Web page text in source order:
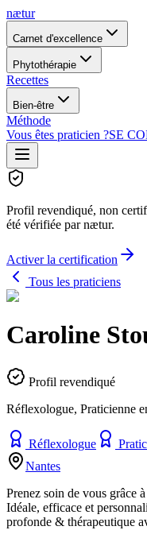
nætur
Carnet d'excellence
Phytothérapie
Recettes
Bien-être
Méthode
Vous êtes praticien ?SE
Profil revendiqué, non
été vérifiée par nætur.
Activer la certification
Tous les praticiens
Caroline
Profil revendiqué
Réflexologue, Praticienne
Réflexologue
Nantes
Prenez soin de vous grâce
Idéale, efficace et
profonde & thérapeutique